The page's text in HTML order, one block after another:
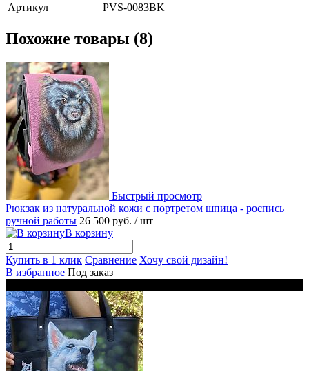
Артикул PVS-0083BK
Похожие товары (8)
Быстрый просмотр
Рюкзак из натуральной кожи с портретом шпица - роспись
ручной работы 26 500 руб. / шт
В корзину
Купить в 1 клик Сравнение Хочу свой дизайн!
В избранное Под заказ